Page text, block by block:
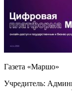
Газета «Маршо»
Учредитель: